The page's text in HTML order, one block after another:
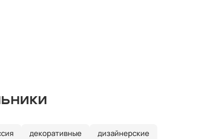
декоративные
дизайнерские